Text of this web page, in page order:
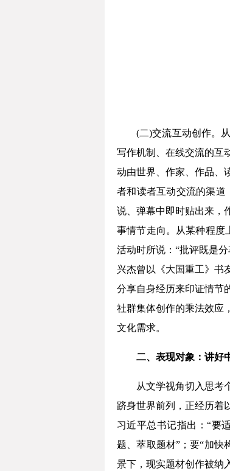
(二)交流互动创作。
写作机制、在线交流的互
动由世界、作家、作品、
者和读者互动交流的渠道
说、弹幕中即时贴出来，
事情节走向。从某种程度
活动时所说：“批评既是
兴杰曾以《大国重工》书
分享自身经历来印证情节
社群集体创作的乘法效应
文化需求。
二、 表现对象： 讲好
从文学视角切入思考
跻身世界前列，正经历着
习近平总书记指出：“要
题、萃取题材”；要“加快
景下，现实题材创作被纳